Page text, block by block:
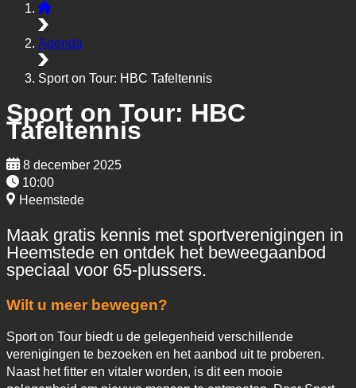
Agenda
Sport on Tour: HBC Tafeltennis
Sport on Tour: HBC
Tafeltennis
8 december 2025
10:00
Heemstede
Maak gratis kennis met sportverenigingen in
Heemstede en ontdek het beweegaanbod
speciaal voor 65-plussers.
Wilt u meer bewegen?
Sport on Tour biedt u de gelegenheid verschillende
verenigingen te bezoeken en het aanbod uit te proberen.
Naast het fitter en vitaler worden, is dit een mooie